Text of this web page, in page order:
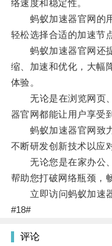
络速度和稳定性。
蚂蚁加速器官网的用
轻松选择合适的加速节
蚂蚁加速器官网还提
缩、加速和优化，大幅
体验。
无论是在浏览网页、
器官网都能让用户享受
蚂蚁加速器官网致力
不断研发创新技术以应
无论您是在家办公、
帮助您打破网络瓶颈，
立即访问蚂蚁加速器
#18#
评论